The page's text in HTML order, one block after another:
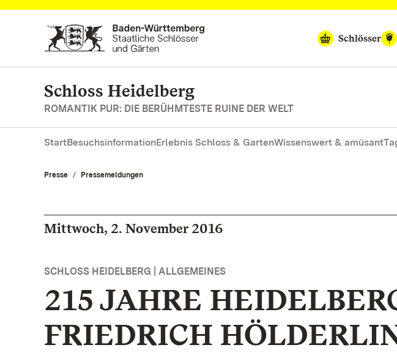
Zum Hauptinhalt springen
Schlösser
Schloss Heidelberg
ROMANTIK PUR: DIE BERÜHMTESTE RUINE DER WELT
StartBesuchsinformationErlebnis Schloss & GartenWissenswert & amüsant
Presse Pressemeldungen
Mittwoch, 2. November 2016
SCHLOSS HEIDELBERG | ALLGEMEINES
215 JAHRE
FRIEDRICH